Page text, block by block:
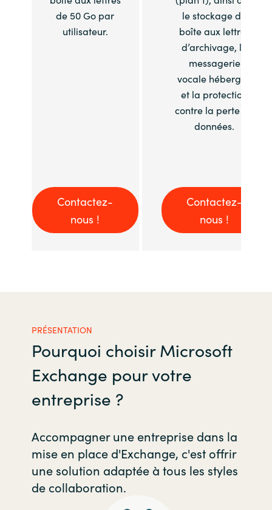
de 50 Go par
utilisateur.
le stockage de
boîte aux lettres
d’archivage, la
messagerie
vocale hébergée
et la protection
contre la perte de
données.
Contactez-
nous !
Contactez-
nous !
PRÉSENTATION
Pourquoi choisir Microsoft
Exchange pour votre
entreprise ?
Accompagner une entreprise dans la
mise en place d'Exchange, c'est offrir
une solution adaptée à tous les styles
de collaboration.